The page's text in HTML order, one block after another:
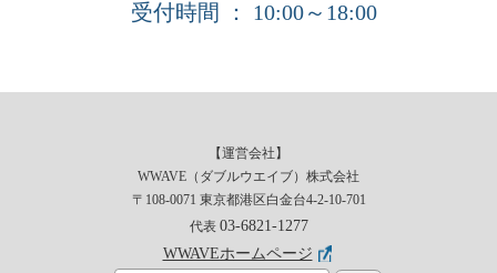
受付時間 ： 10:00～18:00
【運営会社】
WWAVE（ダブルウエイブ）株式会社
〒108-0071 東京都港区白金台4-2-10-701
代表 03-6821-1277
WWAVEホームページ